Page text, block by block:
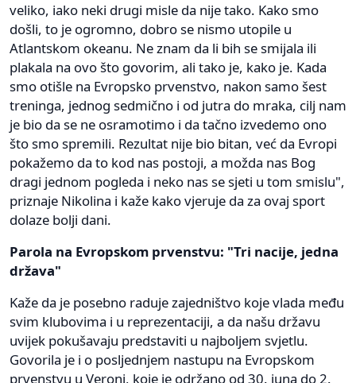
veliko, iako neki drugi misle da nije tako. Kako smo
došli, to je ogromno, dobro se nismo utopile u
Atlantskom okeanu. Ne znam da li bih se smijala ili
plakala na ovo što govorim, ali tako je, kako je. Kada
smo otišle na Evropsko prvenstvo, nakon samo šest
treninga, jednog sedmično i od jutra do mraka, cilj nam
je bio da se ne osramotimo i da tačno izvedemo ono
što smo spremili. Rezultat nije bio bitan, već da Evropi
pokažemo da to kod nas postoji, a možda nas Bog
dragi jednom pogleda i neko nas se sjeti u tom smislu",
priznaje Nikolina i kaže kako vjeruje da za ovaj sport
dolaze bolji dani.
Parola na Evropskom prvenstvu: "Tri nacije, jedna
država"
Kaže da je posebno raduje zajedništvo koje vlada među
svim klubovima i u reprezentaciji, a da našu državu
uvijek pokušavaju predstaviti u najboljem svjetlu.
Govorila je i o posljednjem nastupu na Evropskom
prvenstvu u Veroni, koje je održano od 30. juna do 2.